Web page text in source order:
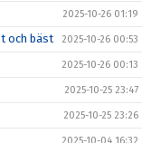
2025-10-26 01:19
och bäst 2025-10-26 00:53
2025-10-26 00:13
2025-10-25 23:47
2025-10-25 23:26
2025-10-04 16:32